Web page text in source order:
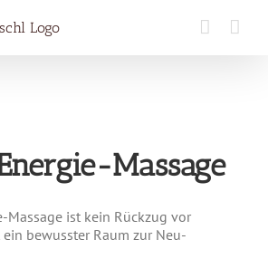
Massage
Massage ist kein Rückzug vor
ein bewusster Raum zur Neu-